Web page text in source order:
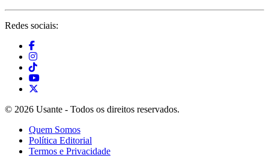
Redes sociais:
© 2026 Usante - Todos os direitos reservados.
Quem Somos
Política Editorial
Termos e Privacidade